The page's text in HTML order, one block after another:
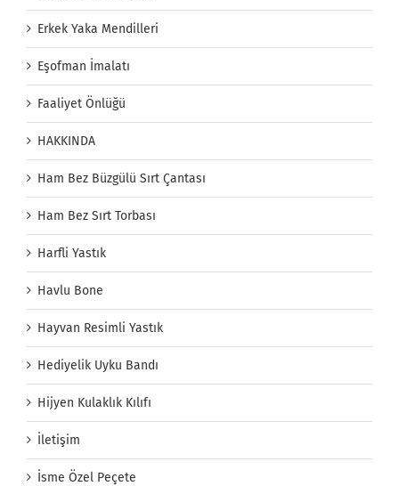
Erkek Yaka Mendilleri
Eşofman İmalatı
Faaliyet Önlüğü
HAKKINDA
Ham Bez Büzgülü Sırt Çantası
Ham Bez Sırt Torbası
Harfli Yastık
Havlu Bone
Hayvan Resimli Yastık
Hediyelik Uyku Bandı
Hijyen Kulaklık Kılıfı
İletişim
İsme Özel Peçete